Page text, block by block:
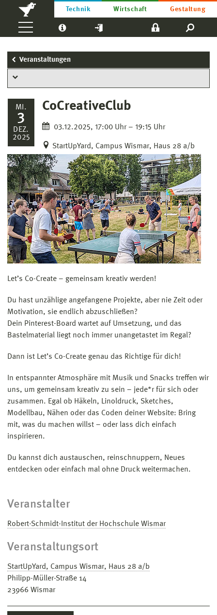
Technik Wirtschaft Gestaltung
Veranstaltungen
MI.
3
DEZ.
2025
CoCreativeClub
03.12.2025, 17:00 Uhr – 19:15 Uhr
StartUpYard, Campus Wismar, Haus 28 a/b
Let’s Co-Create – gemeinsam kreativ werden!
Du hast unzählige angefangene Projekte, aber nie Zeit oder
Motivation, sie endlich abzuschließen?
Dein Pinterest-Board wartet auf Umsetzung, und das
Bastelmaterial liegt noch immer unangetastet im Regal?
Dann ist Let’s Co-Create genau das Richtige für dich!
In entspannter Atmosphäre mit Musik und Snacks treffen wir
uns, um gemeinsam kreativ zu sein – jede*r für sich oder
zusammen. Egal ob Häkeln, Linoldruck, Sketches,
Modellbau, Nähen oder das Coden deiner Website: Bring
mit, was du machen willst – oder lass dich einfach
inspirieren.
Du kannst dich austauschen, reinschnuppern, Neues
entdecken oder einfach mal ohne Druck weitermachen.
Veranstalter
Robert-Schmidt-Institut der Hochschule Wismar
Veranstaltungsort
StartUpYard, Campus Wismar, Haus 28 a/b
Philipp-Müller-Straße 14
23966 Wismar